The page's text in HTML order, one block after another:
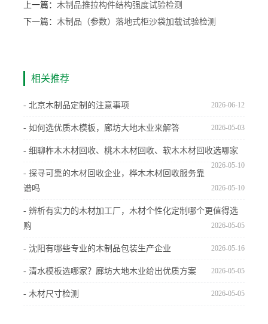
上一篇： 木制品推拉构件结构强度试验检测
下一篇： 木制品（参数）落地式柜沙袋加载试验检测
相关推荐
- 北京木制品定制的注意事项 2026-06-12
- 如何选优质木模板，廊坊大地木业来解答 2026-05-03
- 细聊柞木木材回收、桃木木材回收、软木木材回收选哪家
2026-05-10
- 探寻可靠的木材回收企业，桦木木材回收服务靠
谱吗
2026-05-10
- 辨析有实力的木材加工厂，木材个性化定制哪个更值得选
购
2026-05-05
- 沈阳有哪些专业的木制品包装生产企业 2026-05-16
- 清水模板选哪家？廊坊大地木业给出优质方案 2026-05-05
- 木材尺寸检测 2026-05-05